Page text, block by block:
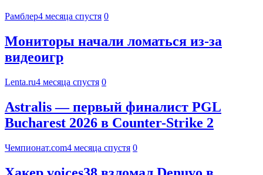
Рамблер4 месяца спустя 0
Мониторы начали ломаться из-за
видеоигр
Lenta.ru4 месяца спустя 0
Astralis — первый финалист PGL
Bucharest 2026 в Counter-Strike 2
Чемпионат.com4 месяца спустя 0